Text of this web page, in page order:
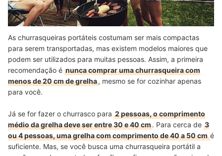
As churrasqueiras portáteis costumam ser mais compactas
para serem transportadas, mas existem modelos maiores que
podem ser utilizados para muitas pessoas. Assim, a primeira
recomendação é nunca comprar uma churrasqueira com
menos de 20 cm de grelha, mesmo se for cozinhar apenas
para você.
Já se for fazer o churrasco para 2 pessoas, o comprimento
médio da grelha deve ser entre 30 e 40 cm. Para cerca de 3
ou 4 pessoas, uma grelha com comprimento de 40 a 50 cmé
suficiente. Mas, se você busca uma churrasqueira portátil a